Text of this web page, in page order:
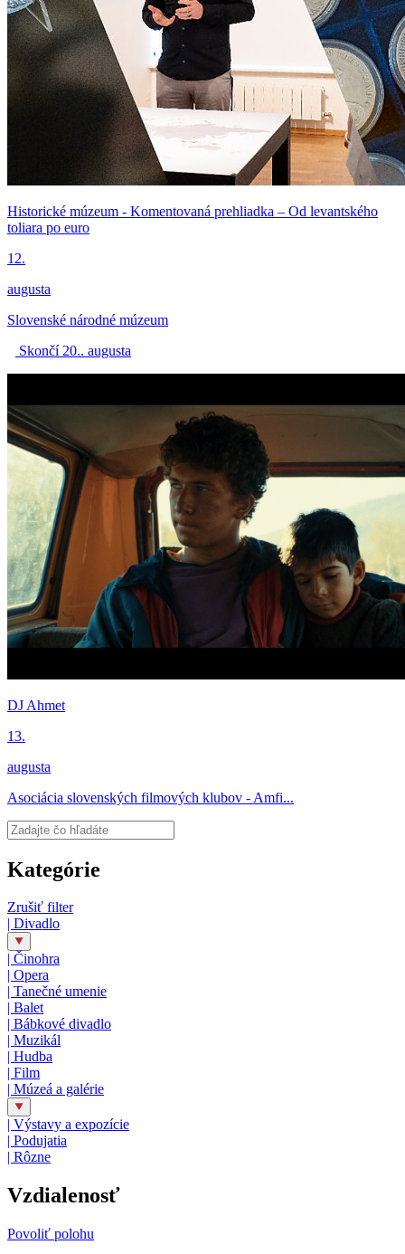
Historické múzeum - Komentovaná prehliadka – Od levantského
toliara po euro
12.
augusta
Slovenské národné múzeum
Skončí 20.. augusta
DJ Ahmet
13.
augusta
Asociácia slovenských filmových klubov - Amfi...
Kategórie
Zrušiť filter
| Divadlo
| Činohra
| Opera
| Tanečné umenie
| Balet
| Bábkové divadlo
| Muzikál
| Hudba
| Film
| Múzeá a galérie
| Výstavy a expozície
| Podujatia
| Rôzne
Vzdialenosť
Povoliť polohu